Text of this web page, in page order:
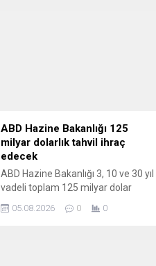
ABD Hazine Bakanlığı 125
milyar dolarlık tahvil ihraç
edecek
ABD Hazine Bakanlığı 3, 10 ve 30 yıl
vadeli toplam 125 milyar dolar
tutarında tahvil ihraç edeceğini
duyurdu.
05.08.2026 0 0